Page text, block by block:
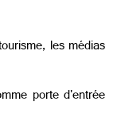
les médias
porte d'entrée